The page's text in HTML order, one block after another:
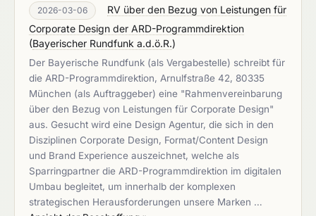
2026-03-06
RV über den Bezug von Leistungen für
Corporate Design der ARD-Programmdirektion
(Bayerischer Rundfunk a.d.ö.R.)
Der Bayerische Rundfunk (als Vergabestelle) schreibt für
die ARD-Programmdirektion, Arnulfstraße 42, 80335
München (als Auftraggeber) eine "Rahmenvereinbarung
über den Bezug von Leistungen für Corporate Design"
aus. Gesucht wird eine Design Agentur, die sich in den
Disziplinen Corporate Design, Format/Content Design
und Brand Experience auszeichnet, welche als
Sparringpartner die ARD-Programmdirektion im digitalen
Umbau begleitet, um innerhalb der komplexen
strategischen Herausforderungen unsere Marken …